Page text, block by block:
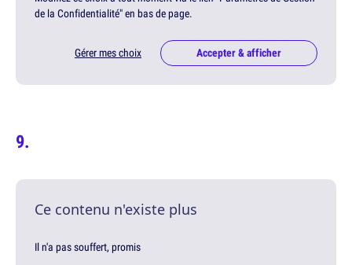
de la Confidentialité" en bas de page.
Gérer mes choix Accepter & afficher
Ce contenu n'existe plus
Il n'a pas souffert, promis